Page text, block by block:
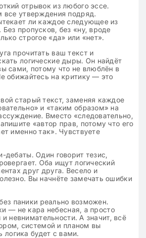
отрывок из любого эссе.
все утверждения подряд.
ли каждое следующее из
пропусков, без «ну, вроде
строгое «да» или «нет».
прочитать ваш текст и
логические дыры. Он найдёт
сами, потому что не влюблён в
обижайтесь на критику — это
старый текст, заменяя каждое
и «таким образом» на
Вместо «следовательно,
«автор прав, потому что его
именно так». Чувствуете
дебаты. Один говорит тезис,
Оба ищут логический
друг друга. Весело и
Вы начнёте замечать ошибки
паники реально возможен.
— не кара небесная, а просто
и невнимательности. А значит, всё
системой и планом вы
логика будет с вами.